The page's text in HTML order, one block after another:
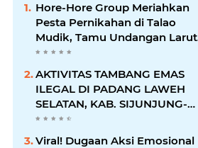
Hore-Hore Group Meriahkan
Pesta Pernikahan di Talao
Mudik, Tamu Undangan Larut
dalam Suasana Penuh
AKTIVITAS TAMBANG EMAS
ILEGAL DI PADANG LAWEH
SELATAN, KAB. SIJUNJUNG-
SUMBAR SEMAKIN
MERAJALELA
Viral! Dugaan Aksi Emosional